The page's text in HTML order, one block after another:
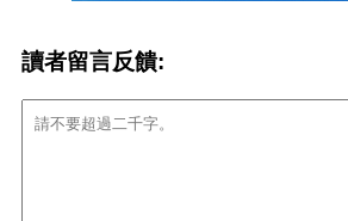
讀者留言反饋: